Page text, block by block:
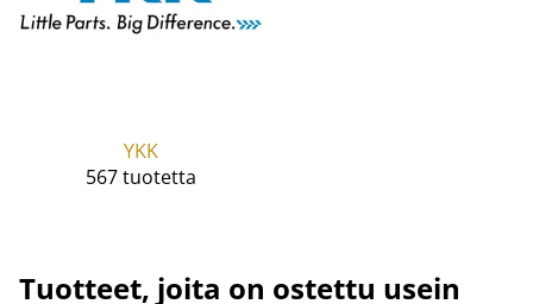
YKK
567 tuotetta
Tuotteet, joita on ostettu usein